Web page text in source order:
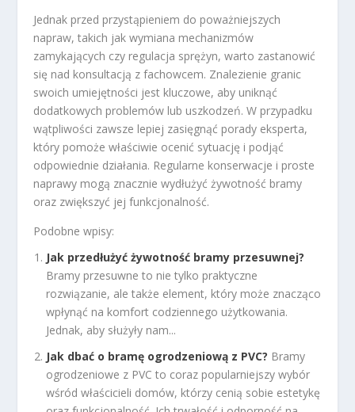
Jednak przed przystąpieniem do poważniejszych
napraw, takich jak wymiana mechanizmów
zamykających czy regulacja sprężyn, warto zastanowić
się nad konsultacją z fachowcem. Znalezienie granic
swoich umiejętności jest kluczowe, aby uniknąć
dodatkowych problemów lub uszkodzeń. W przypadku
wątpliwości zawsze lepiej zasięgnąć porady eksperta,
który pomoże właściwie ocenić sytuację i podjąć
odpowiednie działania. Regularne konserwacje i proste
naprawy mogą znacznie wydłużyć żywotność bramy
oraz zwiększyć jej funkcjonalność.
Podobne wpisy:
Jak przedłużyć żywotność bramy przesuwnej?
Bramy przesuwne to nie tylko praktyczne
rozwiązanie, ale także element, który może znacząco
wpłynąć na komfort codziennego użytkowania.
Jednak, aby służyły nam...
Jak dbać o bramę ogrodzeniową z PVC? Bramy
ogrodzeniowe z PVC to coraz popularniejszy wybór
wśród właścicieli domów, którzy cenią sobie estetykę